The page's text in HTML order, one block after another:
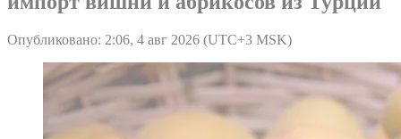
Опубликовано: 2:06, 4 авг 2026 (UTC+3 MSK)